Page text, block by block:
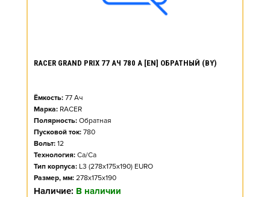
RACER GRAND PRIX 77 АЧ 780 А [EN] ОБРАТНЫЙ (BY)
Ёмкость: 77 Ач
Марка: RACER
Полярность: Обратная
Пусковой ток: 780
Вольт: 12
Технология: Ca/Ca
Тип корпуса: L3 (278x175x190) EURO
Размер, мм: 278x175x190
Наличие: В наличии